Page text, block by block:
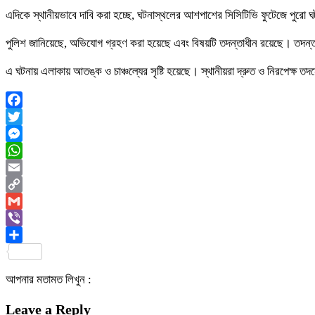
এদিকে স্থানীয়ভাবে দাবি করা হচ্ছে, ঘটনাস্থলের আশপাশের সিসিটিভি ফুটেজে
পুলিশ জানিয়েছে, অভিযোগ গ্রহণ করা হয়েছে এবং বিষয়টি তদন্তাধীন রয়েছে।
এ ঘটনায় এলাকায় আতঙ্ক ও চাঞ্চল্যের সৃষ্টি হয়েছে। স্থানীয়রা দ্রুত ও নিরপেক্ষ
Facebook
Twitter
Messenger
WhatsApp
Email
Copy
Link
Gmail
Viber
আপনার মতামত লিখুন :
Leave a Reply